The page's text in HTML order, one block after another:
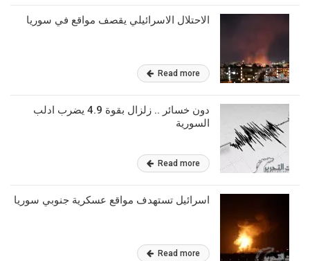
الاحتلال الاسرائيلي يقصف مواقع في سوريا
Read more
دون خسائر .. زلزال بقوة 4.9 يضرب ادلب
السورية
Read more
اسرائيل تستهدف مواقع عسكرية جنوبي سوريا
Read more